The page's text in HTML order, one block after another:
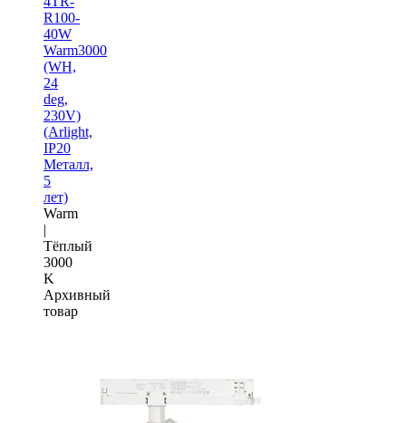
R100-
40W
Warm3000
(WH,
24
deg,
230V)
(Arlight,
IP20
Металл,
5
лет)
Warm
|
Тёплый
3000
K
Архивный
товар